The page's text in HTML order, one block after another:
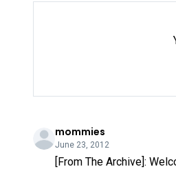
mommies
June 23, 2012
[From The Archive]: